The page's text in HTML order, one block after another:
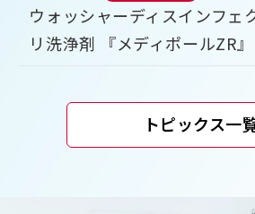
ウォッシャーディスインフェ
リ洗浄剤 『メディポールZR
トピックス一